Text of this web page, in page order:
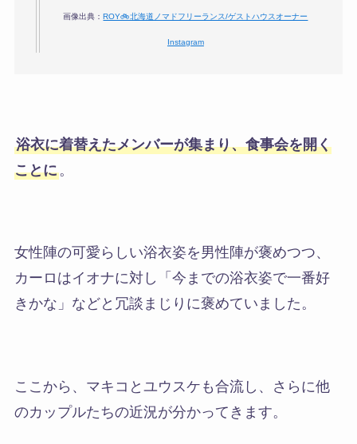
画像出典：ROY🚲北海道ノマドフリーランス/ゲストハウスオーナー
Instagram
浴衣に着替えたメンバーが集まり、食事会を開く
ことに。
女性陣の可愛らしい浴衣姿を男性陣が褒めつつ、
カーロはイオナに対し「今までの浴衣姿で一番好
きかな」などと冗談まじりに褒めていました。
ここから、マキコとユウスケも合流し、さらに他
のカップルたちの近況が分かってきます。